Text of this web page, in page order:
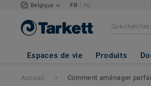
Belgique FR | NL
Espaces de vie Produits
Accueil Comment aménager